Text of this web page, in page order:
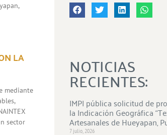
LA
mediante
sector
NOTICIAS
RECIENTES:
IMPI pública solicitud de
la Indicación Geográfica
Artesanales de Hueyapan,
7 julio, 2026